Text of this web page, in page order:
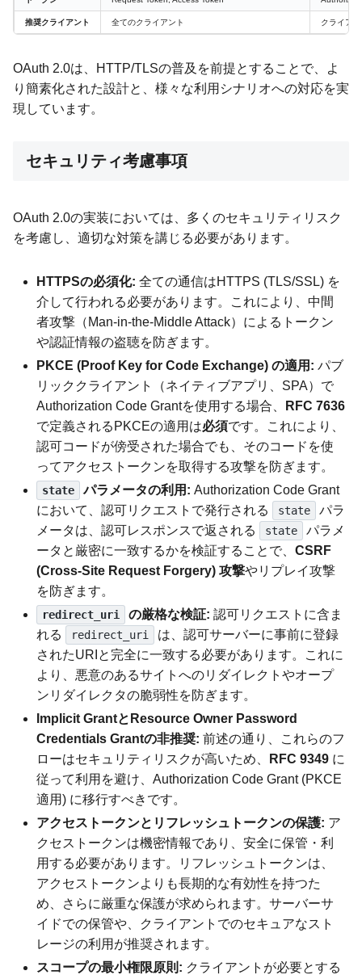
推奨クライアント 全てのクライアント クライア
OAuth 2.0は、HTTP/TLSの普及を前提とすることで、よ
り簡素化された設計と、様々な利用シナリオへの対応を実
現しています。
セキュリティ考慮事項
OAuth 2.0の実装においては、多くのセキュリティリスク
を考慮し、適切な対策を講じる必要があります。
HTTPSの必須化: 全ての通信はHTTPS (TLS/SSL) を
介して行われる必要があります。これにより、中間
者攻撃（Man-in-the-Middle Attack）によるトークン
や認証情報の盗聴を防ぎます。
PKCE (Proof Key for Code Exchange) の適用: パブ
リッククライアント（ネイティブアプリ、SPA）で
Authorization Code Grantを使用する場合、
RFC 7636
で定義されるPKCEの適用は必須です。これにより、
認可コードが傍受された場合でも、そのコードを使
ってアクセストークンを取得する攻撃を防ぎます。
state パラメータの利用: Authorization Code Grant
において、認可リクエストで発行される
state
パラ
メータは、認可レスポンスで返される
state
パラメ
ータと厳密に一致するかを検証することで、CSRF
(Cross-Site Request Forgery) 攻撃やリプレイ攻撃
を防ぎます。
redirect_uri の厳格な検証: 認可リクエストに含ま
れる
redirect_uri
は、認可サーバーに事前に登録
されたURIと完全に一致する必要があります。これに
より、悪意のあるサイトへのリダイレクトやオープ
ンリダイレクタの脆弱性を防ぎます。
Implicit GrantとResource Owner Password
Credentials Grantの非推奨: 前述の通り、これらのフ
ローはセキュリティリスクが高いため、
RFC 9349 に
従って利用を避け、Authorization Code Grant (PKCE
適用) に移行すべきです。
アクセストークンとリフレッシュトークンの保護: ア
クセストークンは機密情報であり、安全に保管・利
用する必要があります。リフレッシュトークンは、
アクセストークンよりも長期的な有効性を持つた
め、さらに厳重な保護が求められます。サーバーサ
イドでの保管や、クライアントでのセキュアなスト
レージの利用が推奨されます。
スコープの最小権限原則: クライアントが必要とする